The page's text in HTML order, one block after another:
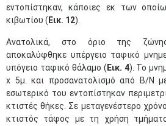
εντοπίστηκαν, κάποιες εκ των
κιβωτίου ( Εικ. 12).
Ανατολικά, στο όριο της
αποκαλύφθηκε υπέργειο ταφικό
υπόγειο ταφικό θάλαμο ( Εικ. 4). Το
x 5μ. και προσανατολισμό από Β/Ν
εσωτερικό του εντοπίστηκαν
κτιστές θήκες. Σε μεταγενέστερο
κτιστός τάφος με τη χρήση